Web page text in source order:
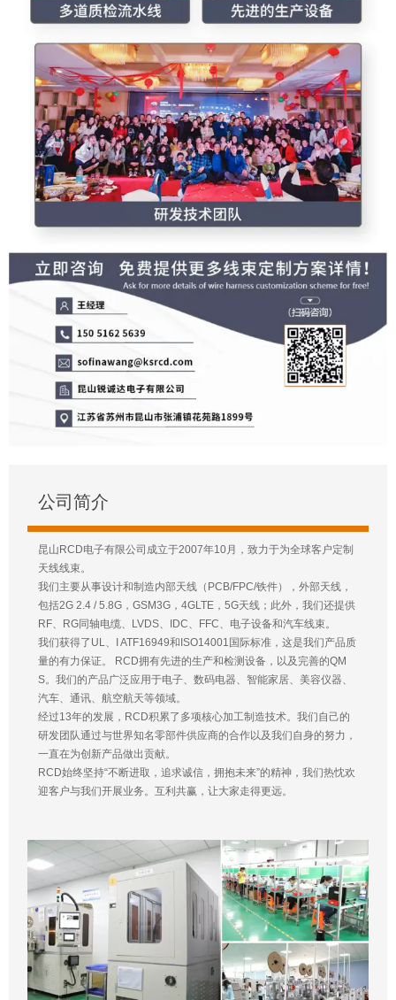
公司简介
昆山RCD电子有限公司成立于2007年10月，致力于为全球客户定制
天线线束。
我们主要从事设计和制造内部天线（PCB/FPC/铁件），外部天线，
包括2G 2.4 / 5.8G，GSM3G，4GLTE，5G天线；此外，我们还提供
RF、RG同轴电缆、LVDS、IDC、FFC、电子设备和汽车线束。
我们获得了UL、I ATF16949和ISO14001国际标准，这是我们产品质
量的有力保证。 RCD拥有先进的生产和检测设备，以及完善的QM
S。我们的产品广泛应用于电子、数码电器、智能家居、美容仪器、
汽车、通讯、航空航天等领域。
经过13年的发展，RCD积累了多项核心加工制造技术。我们自己的
研发团队通过与世界知名零部件供应商的合作以及我们自身的努力，
一直在为创新产品做出贡献。
RCD始终坚持“不断进取，追求诚信，拥抱未来”的精神，我们热忱欢
迎客户与我们开展业务。互利共赢，让大家走得更远。